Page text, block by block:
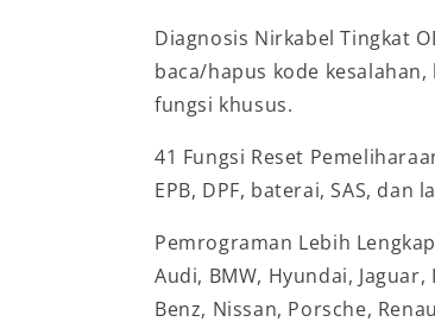
Diagnosis Nirkabel Tingkat
baca/hapus kode
fungsi khusus.
41 Fungsi Reset
EPB, DPF, baterai, SAS, dan
Pemrograman Lebih
Audi, BMW, Hyundai,
Benz, Nissan, Porsche,